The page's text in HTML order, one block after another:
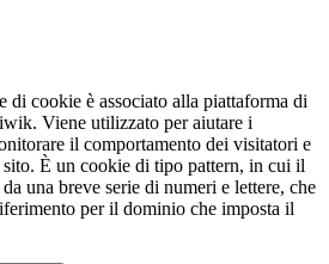
di cookie è associato alla piattaforma di
Viene utilizzato per aiutare i
il comportamento dei visitatori e
È un cookie di tipo pattern, in cui il
una breve serie di numeri e lettere, che
per il dominio che imposta il